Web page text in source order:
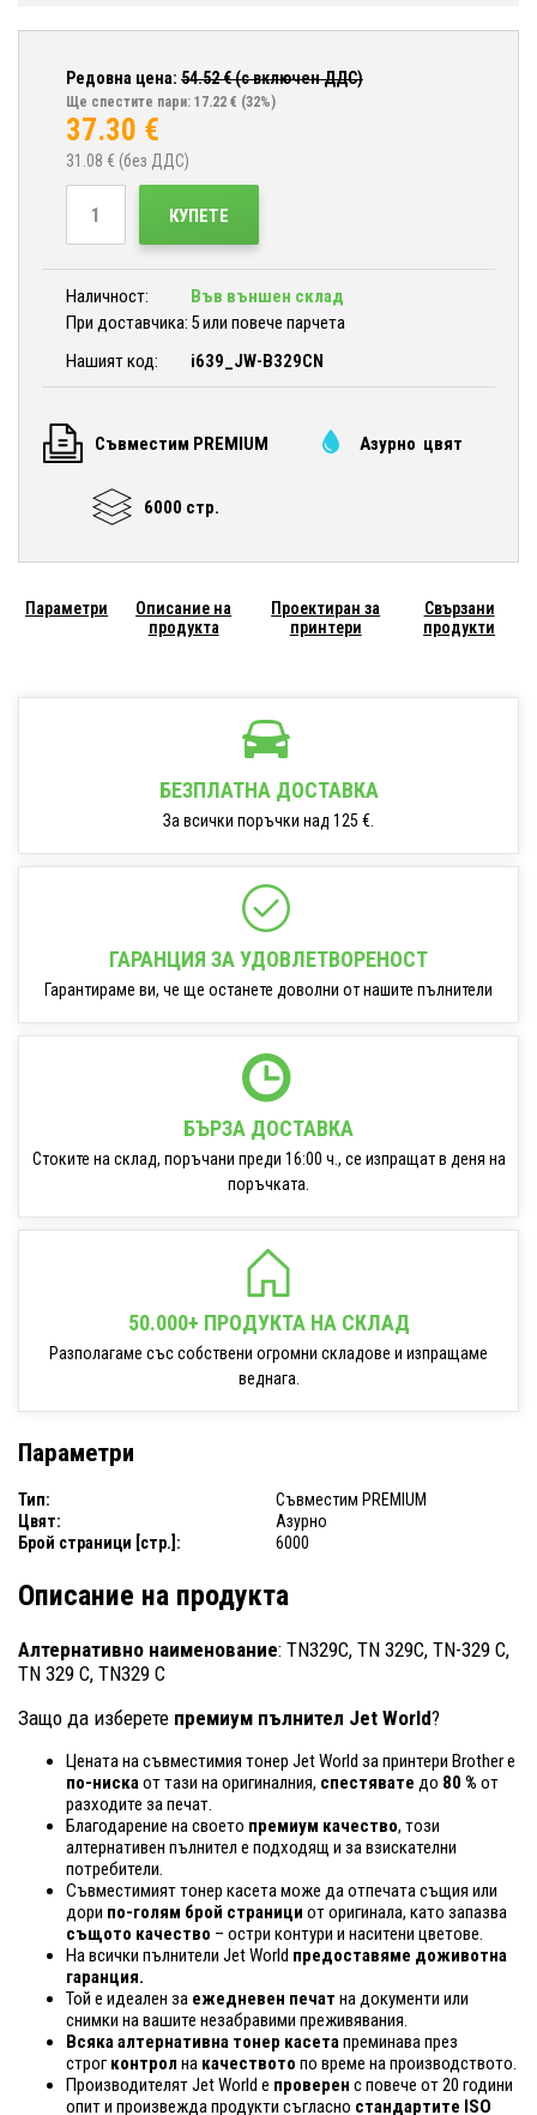
Редовна цена: 54.52€ (с включен ДДС)
Ще спестите пари: 17.22 € (32%)
37.30 €
31.08 € (без ДДС)
КУПЕТЕ
Наличност:
Във външен склад
При доставчика: 5 или повече парчета
Нашият код:
i639_JW-B329CN
Съвместим PREMIUM Азурно цвят
6000 стр.
Параметри
Описание на
продукта
Проектиран за
принтери
Свързани
продукти
БЕЗПЛАТНА ДОСТАВКА
За всички поръчки над 125 €.
ГАРАНЦИЯ ЗА УДОВЛЕТВОРЕНОСТ
Гарантираме ви, че ще останете доволни от нашите пълнители
БЪРЗА ДОСТАВКА
Стоките на склад, поръчани преди 16:00 ч., се изпращат в деня на
поръчката.
50.000+ ПРОДУКТА НА СКЛАД
Разполагаме със собствени огромни складове и изпращаме
веднага.
Параметри
Тип:
Съвместим PREMIUM
Цвят:
Азурно
Брой страници [стр.]:
6000
Описание на продукта
Алтернативно наименование: TN329C, TN 329C, TN-329 C,
TN 329 C, TN329 C
Защо да изберете премиум пълнител Jet World?
Цената на съвместимия тонер Jet World за принтери Brother е
по-нискаот тази на оригиналния, спестявате до 80 % от
разходите за печат.
Благодарение на своето премиум качество, този
алтернативен пълнител е подходящ и за взискателни
потребители.
Съвместимият тонер касета може да отпечата същия или
дори по-голям брой страници от оригинала, като запазва
същото качество – остри контури и наситени цветове.
На всички пълнители Jet World предоставяме доживотна
гаранция.
Той е идеален за ежедневен печат на документи или
снимки на вашите незабравими преживявания.
Всяка алтернативна тонер касетапреминава през
строг контрол на качеството по време на производството.
Производителят Jet World е проверен с повече от 20 години
опит и произвежда продукти съгласно стандартите ISO